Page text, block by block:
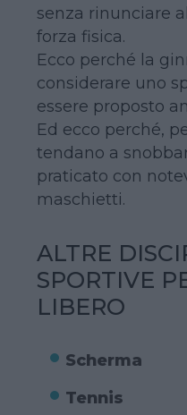
senza rinunciare
forza fisica.
Ecco perché la
considerare uno
essere proposto
Ed ecco perché,
tendano a
praticato con
maschietti.
ALTRE
SPORTIVE
LIBERO
Scherma
Tennis